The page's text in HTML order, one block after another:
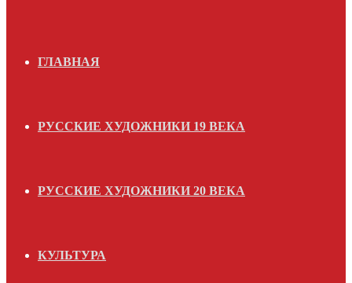
ГЛАВНАЯ
РУССКИЕ ХУДОЖНИКИ 19 ВЕКА
РУССКИЕ ХУДОЖНИКИ 20 ВЕКА
КУЛЬТУРА